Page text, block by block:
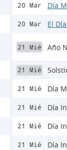
20 Mar Día
20 Mar El
21 Mié Año
21 Mié
21 Mié Día
21 Mié Día
21 Mié Día
21 Mié Día